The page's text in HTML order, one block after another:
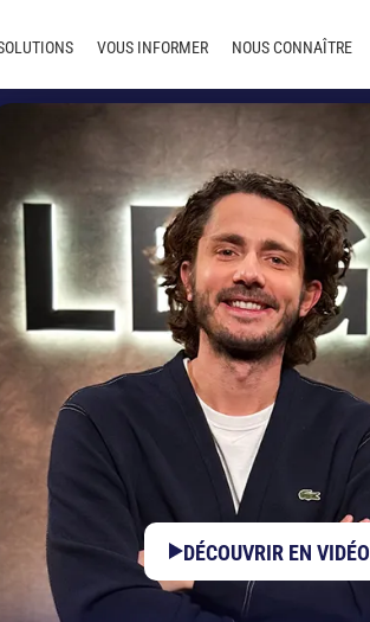
VOUS INFORMER NOUS CONNAÎTRE
DÉCOUVRIR EN VIDÉO